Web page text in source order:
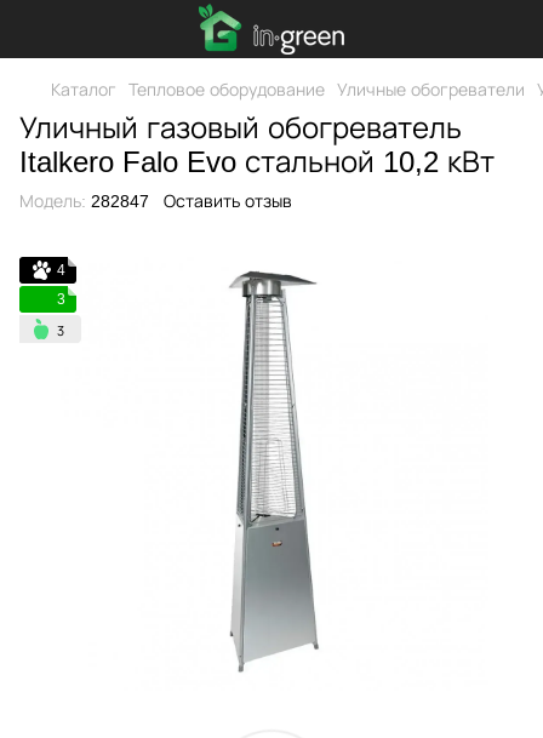
Каталог Тепловое оборудование Уличные обогреватели
Уличный газовый обогреватель
Italkero Falo Evo стальной 10,2 кВт
Модель: 282847 Оставить отзыв
4
3